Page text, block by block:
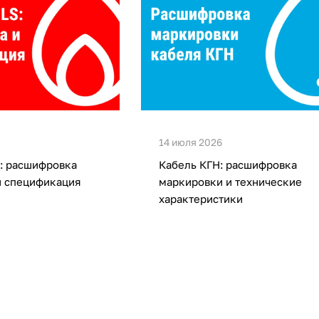
расшифровка
спецификация
14 июля 2026
Кабель КГН: расшифровка
маркировки и технические
характеристики